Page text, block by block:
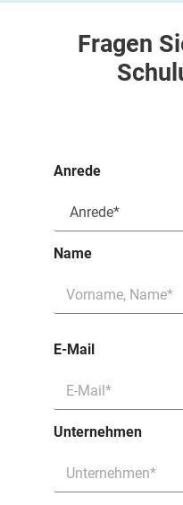
Fragen
Anrede
Name
E-Mail
Unternehmen